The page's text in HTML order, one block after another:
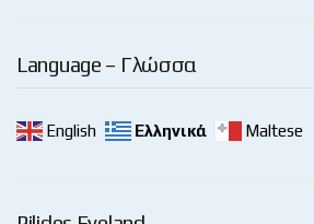
Language – Γλώσσα
English Ελληνικά Maltese